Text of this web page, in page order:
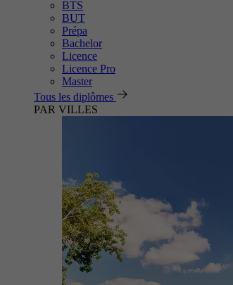
BTS
BUT
Prépa
Bachelor
Licence
Licence Pro
Master
Tous les diplômes
PAR VILLES